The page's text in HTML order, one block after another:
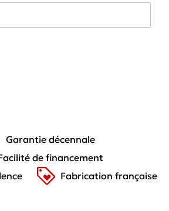
Garantie décennale
de financement
Fabrication française